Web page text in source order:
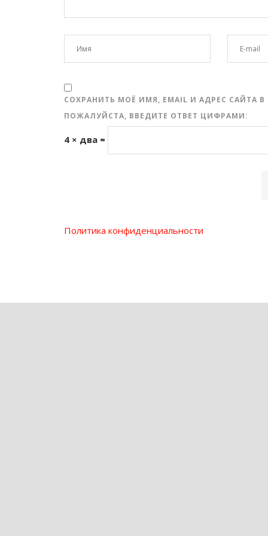
СОХРАНИТЬ МОЁ ИМЯ, EMAIL И АДРЕС
ПОЖАЛУЙСТА, ВВЕДИТЕ ОТВЕТ ЦИФРАМИ:
4 × два =
Политика конфиденциальности